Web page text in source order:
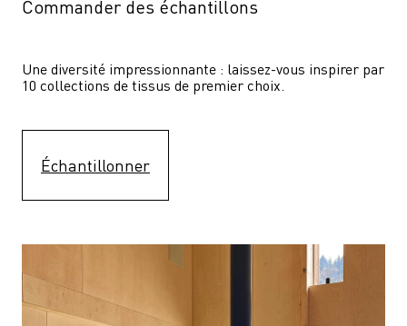
Commander des échantillons
Une diversité impressionnante : laissez-vous inspirer par
10 collections de tissus de premier choix.
Échantillonner